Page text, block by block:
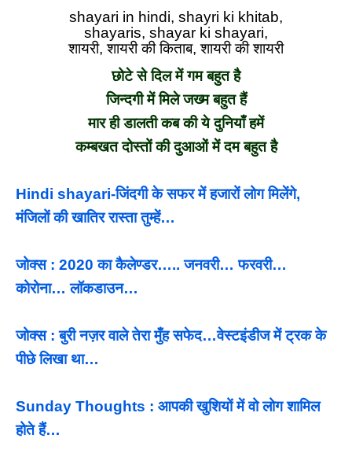
shayari in hindi, shayri ki khitab,
shayaris, shayar ki shayari,
शायरी, शायरी की किताब, शायरी की शायरी
छोटे से दिल में गम बहुत है
जिन्दगी में मिले जख्म बहुत हैं
मार ही डालती कब की ये दुनियाँ हमें
कम्बखत दोस्तों की दुआओं में दम बहुत है
Hindi shayari-जिंदगी के सफर में हजारों लोग मिलेंगे,
मंजिलों की खातिर रास्ता तुम्हें…
जोक्स : 2020 का कैलेण्डर….. जनवरी… फरवरी…
कोरोना… लॉकडाउन…
जोक्स : बुरी नज़र वाले तेरा मुँह सफेद…वेस्टइंडीज में ट्रक के
पीछे लिखा था…
Sunday Thoughts : आपकी खुशियों में वो लोग शामिल
होते हैं…